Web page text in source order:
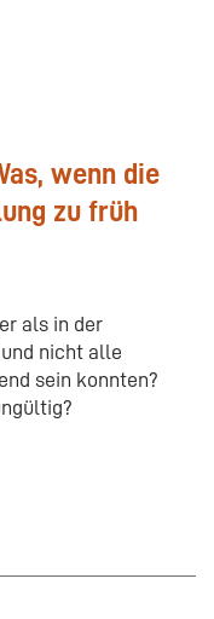
wenn die
zu früh
als in der
nicht alle
sein konnten?